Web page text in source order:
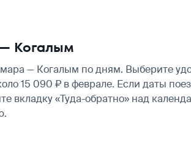
Когалым
— Когалым по дням. Выберите
15 090 ₽ в феврале. Если даты
вкладку «Туда-обратно» над